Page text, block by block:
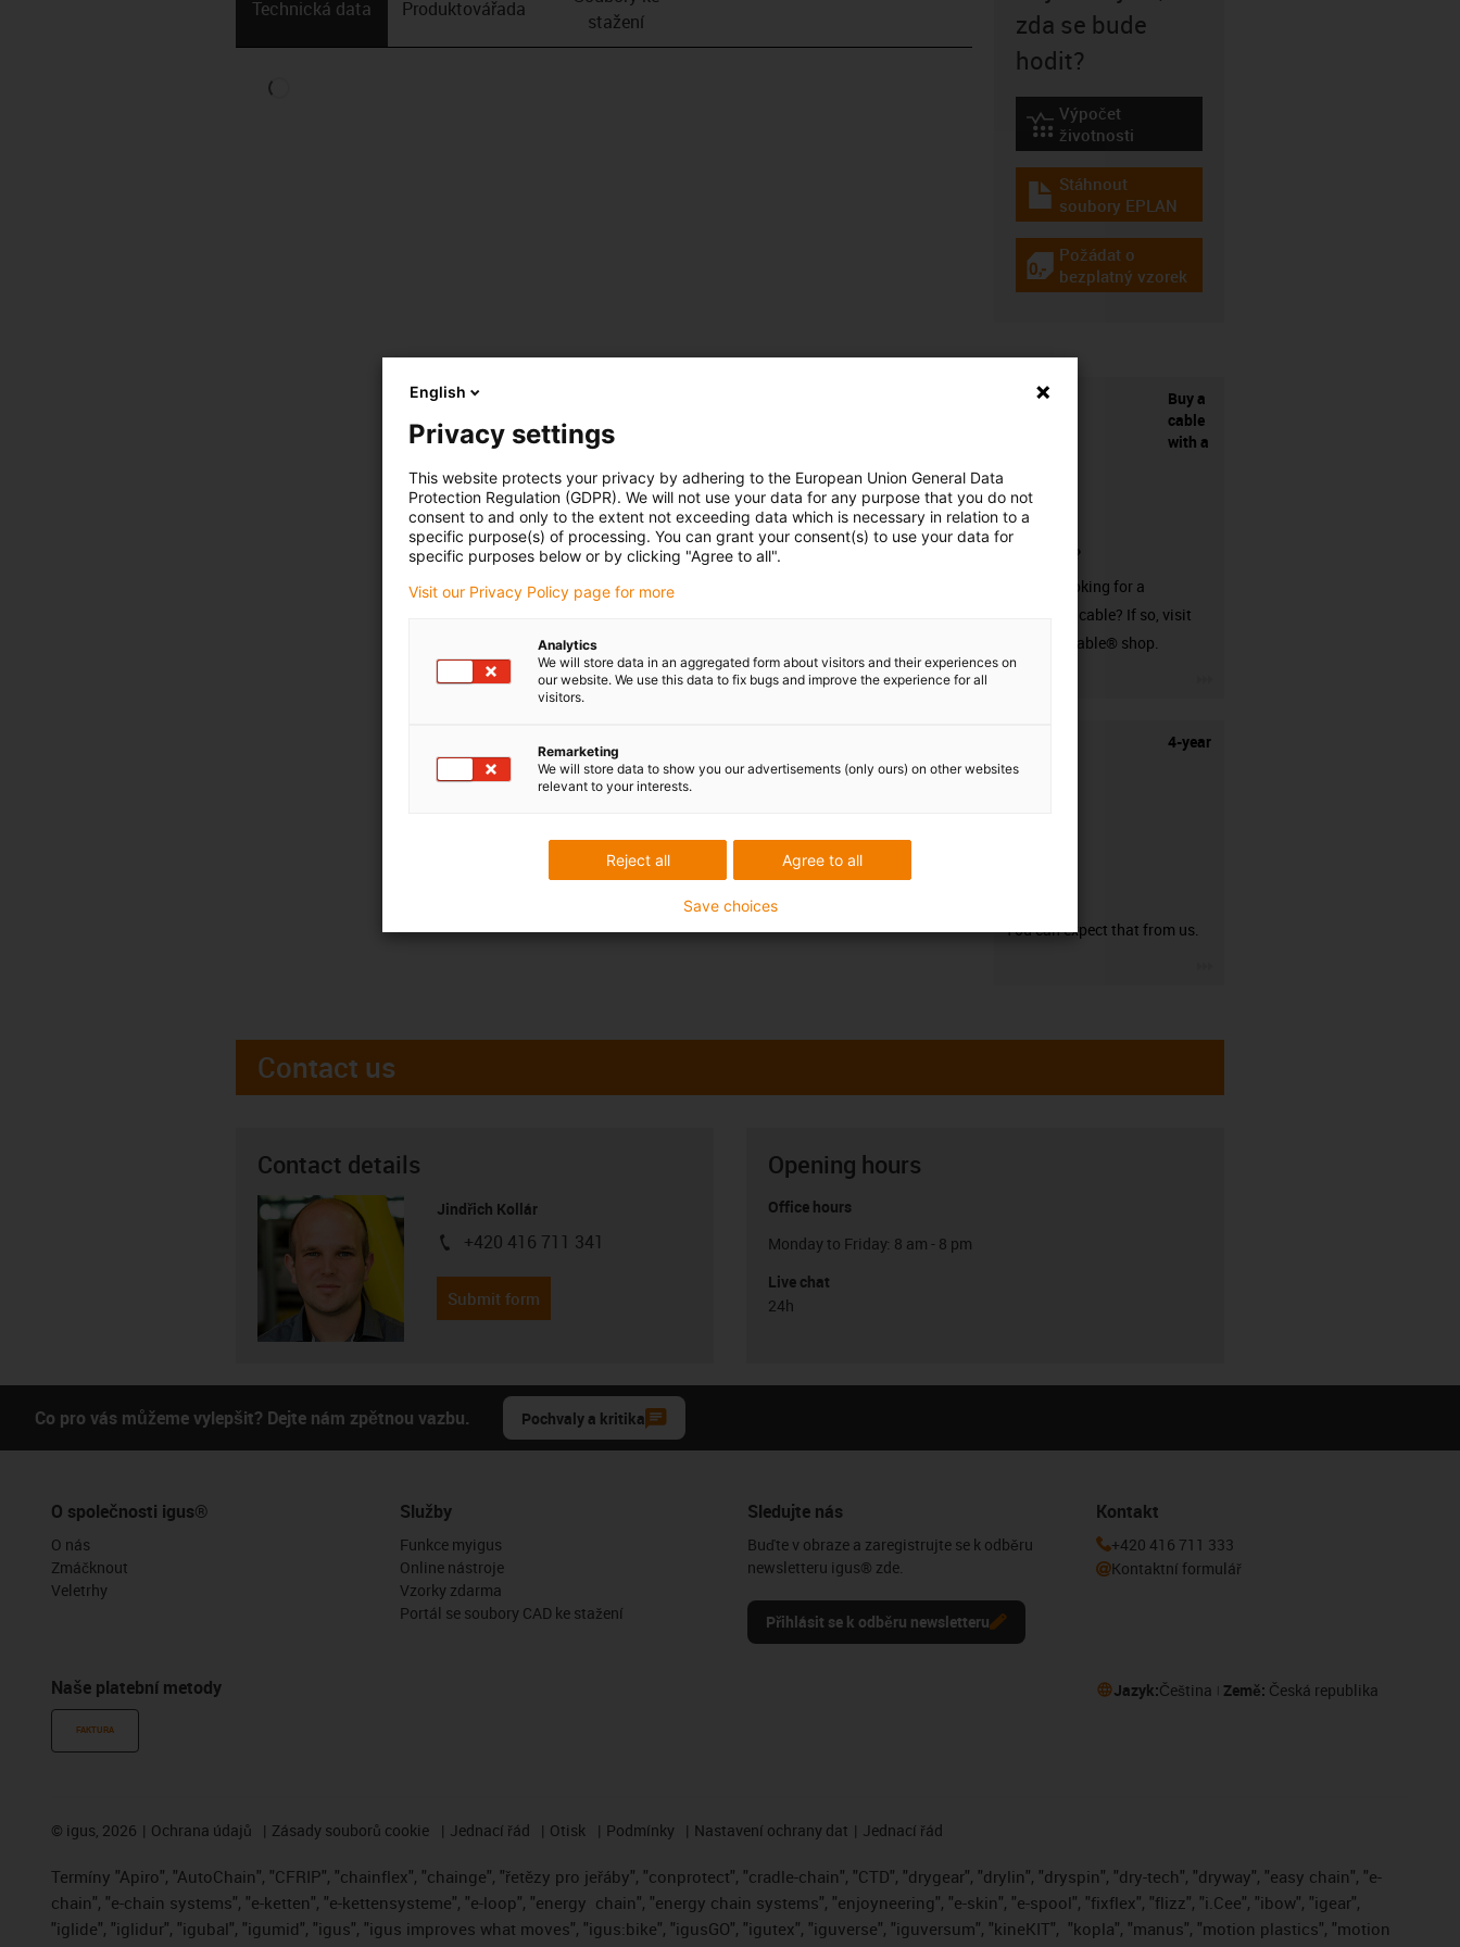
Technická data Produktová­řada
stažení
zda se bude
hodit?
igus-icon-lebensdauerrechner
Výpočet
životnosti
igus-icon-download-plan
Stáhnout
soubory EPLAN
igus-icon-gratismuster
Požádat o
bezplatný vzorek
Buy a
cable
with a
connector?
Are you looking for a
harnessed cable? If so, visit
our readycable® shop.
4-year
You can expect that from us.
Contact us
Contact details
Jindřich Kollár
igus-icon-phone
+420 416 711 341
Submit form
Opening hours
Office hours
Monday to Friday: 8 am - 8 pm
Live chat
24h
Co pro vás můžeme vylepšit? Dejte nám zpětnou vazbu. Pochvaly a kritika
O společnosti igus®
O nás
Zmáčknout
Veletrhy
Naše platební metody
FAKTURA
Služby
Funkce myigus
Online nástroje
Vzorky zdarma
Portál se soubory CAD ke stažení
Sledujte nás
Buďte v obraze a zaregistrujte se k odběru
newsletteru igus® zde.
Přihlásit se k odběru newsletteru
Kontakt
+420 416 711 333
Kontaktní formulář
Jazyk:Čeština Země: Česká republika
© igus, 2026 Ochrana údajů Zásady souborů cookie Jednací řád Otisk Podmínky Nastavení ochrany dat Jednací řád
Termíny "Apiro", "AutoChain", "CFRIP", "chainflex", "chainge", "řetězy pro jeřáby", "conprotect", "cradle-chain", "CTD", "drygear", "drylin", "dryspin", "dry-tech", "dryway", "easy chain", "e-
chain", "e-chain systems", "e-ketten", "e-kettensysteme", "e-loop", "energy chain", "energy chain systems", "enjoyneering", "e-skin", "e-spool", "fixflex", "flizz", "i.Cee", "ibow", "igear",
"iglide", "iglidur", "igubal", "igumid", "igus", "igus improves what moves", "igus:bike", "igusGO", "igutex", "iguverse", "iguversum", "kineKIT", "kopla", "manus", "motion plastics", "motion
English
Privacy settings
This website protects your privacy by adhering to the European Union General Data
Protection Regulation (GDPR). We will not use your data for any purpose that you do not
consent to and only to the extent not exceeding data which is necessary in relation to a
specific purpose(s) of processing. You can grant your consent(s) to use your data for
specific purposes below or by clicking "Agree to all".
Visit our Privacy Policy page for more
Analytics
We will store data in an aggregated form about visitors and their experiences on
our website. We use this data to fix bugs and improve the experience for all
visitors.
Remarketing
We will store data to show you our advertisements (only ours) on other websites
relevant to your interests.
Agree to all
Reject all
Save choices